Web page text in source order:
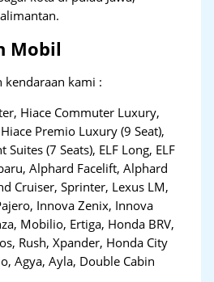
Mobil
kendaraan kami :
Hiace Commuter Luxury,
Premio Luxury (9 Seat),
Suites (7 Seats), ELF Long, ELF
Alphard Facelift, Alphard
Cruiser, Sprinter, Lexus LM,
Innova Zenix, Innova
Mobilio, Ertiga, Honda BRV,
Rush, Xpander, Honda City
Agya, Ayla, Double Cabin